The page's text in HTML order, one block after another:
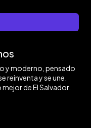
y moderno, pensado
reinventa y se une.
de El Salvador.